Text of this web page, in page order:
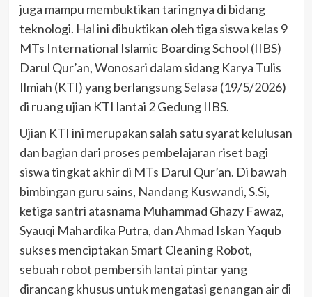
juga mampu membuktikan taringnya di bidang
teknologi. Hal ini dibuktikan oleh tiga siswa kelas 9
MTs International Islamic Boarding School (IIBS)
Darul Qur’an, Wonosari dalam sidang Karya Tulis
Ilmiah (KTI) yang berlangsung Selasa (19/5/2026)
di ruang ujian KTI lantai 2 Gedung IIBS.
Ujian KTI ini merupakan salah satu syarat kelulusan
dan bagian dari proses pembelajaran riset bagi
siswa tingkat akhir di MTs Darul Qur’an. Di bawah
bimbingan guru sains, Nandang Kuswandi, S.Si,
ketiga santri atasnama Muhammad Ghazy Fawaz,
Syauqi Mahardika Putra, dan Ahmad Iskan Yaqub
sukses menciptakan Smart Cleaning Robot,
sebuah robot pembersih lantai pintar yang
dirancang khusus untuk mengatasi genangan air di